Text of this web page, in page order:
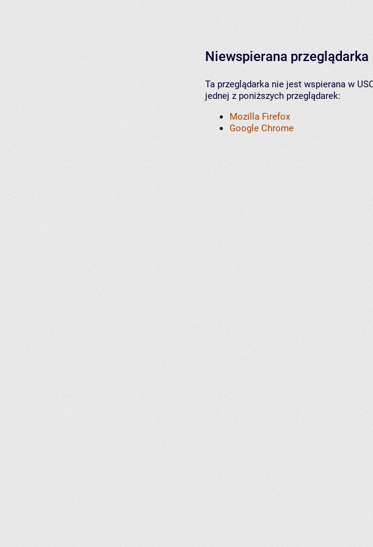
Niewspierana przeglądarka
Ta przeglądarka nie jest wspierana w
jednej z poniższych przeglądarek:
Mozilla Firefox
Google Chrome